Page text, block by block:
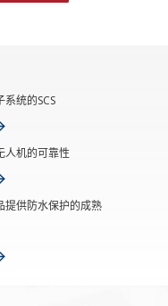
统的SCS
人机的可靠性
提供防水保护的成熟